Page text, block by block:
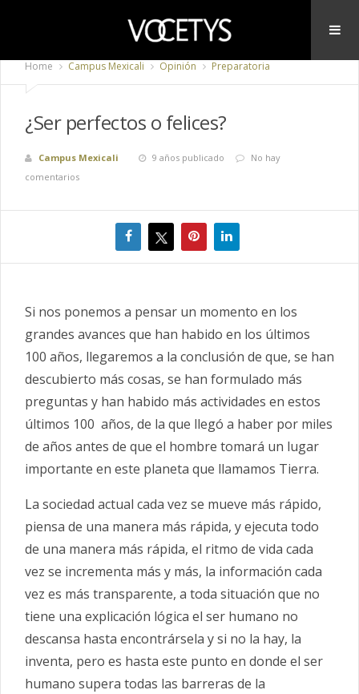
Home Campus Mexicali Opinión Preparatoria
¿Ser perfectos o felices?
Campus Mexicali 9 años publicado
No hay
comentarios
Si nos ponemos a pensar un momento en los
grandes avances que han habido en los últimos
100 años, llegaremos a la conclusión de que, se han
descubierto más cosas, se han formulado más
preguntas y han habido más actividades en estos
últimos 100 años, de la que llegó a haber por miles
de años antes de que el hombre tomará un lugar
importante en este planeta que llamamos Tierra.
La sociedad actual cada vez se mueve más rápido,
piensa de una manera más rápida, y ejecuta todo
de una manera más rápida, el ritmo de vida cada
vez se incrementa más y más, la información cada
vez es más transparente, a toda situación que no
tiene una explicación lógica el ser humano no
descansa hasta encontrársela y si no la hay, la
inventa, pero es hasta este punto en donde el ser
humano supera todas las barreras de la